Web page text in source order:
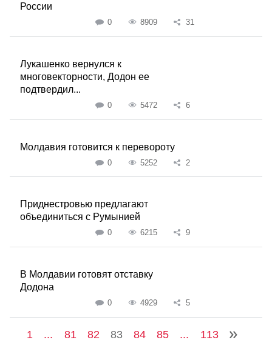
России
0 8909 31
Лукашенко вернулся к
многовекторности, Додон ее
подтвердил...
0 5472 6
Молдавия готовится к перевороту
0 5252 2
Приднестровью предлагают
объединиться с Румынией
0 6215 9
В Молдавии готовят отставку
Додона
0 4929 5
1 ... 81 82 83 84 85 ... 113